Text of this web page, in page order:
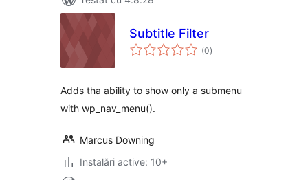
Subtitle Filter
(0total
aprecieri
)
Adds tha ability to show only a submenu
with wp_nav_menu().
Marcus Downing
Instalări active: 10+